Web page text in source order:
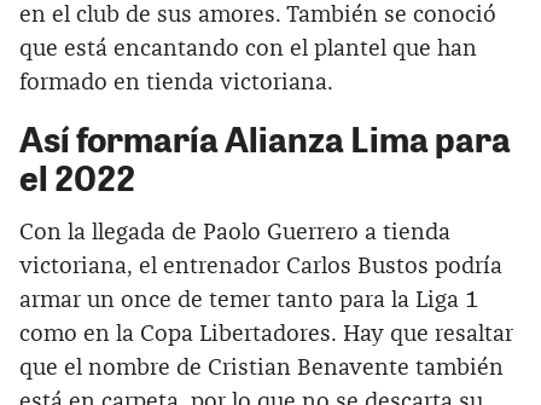
en el club de sus amores. También se conoció
que está encantando con el plantel que han
formado en tienda victoriana.
Así formaría Alianza Lima para
el 2022
Con la llegada de Paolo Guerrero a tienda
victoriana, el entrenador Carlos Bustos podría
armar un once de temer tanto para la Liga 1
como en la Copa Libertadores. Hay que resaltar
que el nombre de Cristian Benavente también